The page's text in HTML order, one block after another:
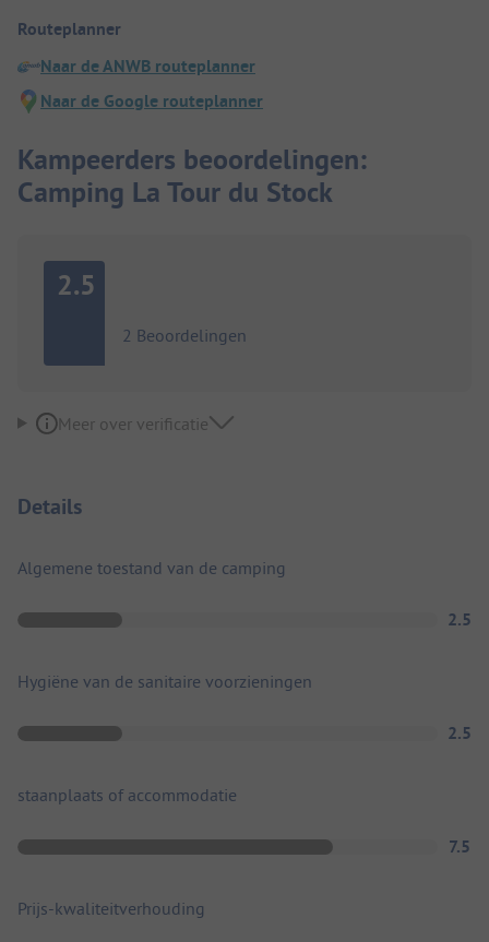
Routeplanner
Naar de ANWB routeplanner
Naar de Google routeplanner
Kampeerders beoordelingen:
Camping La Tour du Stock
2.5
2 Beoordelingen
Meer over verificatie
Details
Algemene toestand van de camping
2.5
Hygiëne van de sanitaire voorzieningen
2.5
staanplaats of accommodatie
7.5
Prijs-kwaliteitverhouding